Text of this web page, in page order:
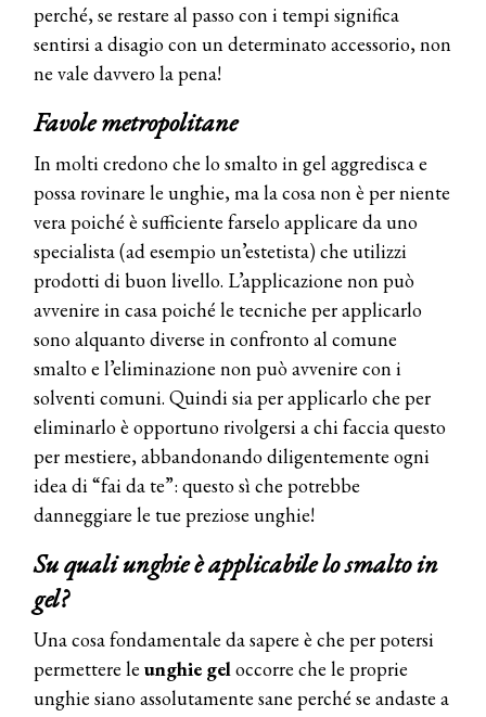
perché, se restare al passo con i tempi significa
sentirsi a disagio con un determinato accessorio, non
ne vale davvero la pena!
Favole metropolitane
In molti credono che lo smalto in gel aggredisca e
possa rovinare le unghie, ma la cosa non è per niente
vera poiché è sufficiente farselo applicare da uno
specialista (ad esempio un’estetista) che utilizzi
prodotti di buon livello. L’applicazione non può
avvenire in casa poiché le tecniche per applicarlo
sono alquanto diverse in confronto al comune
smalto e l’eliminazione non può avvenire con i
solventi comuni. Quindi sia per applicarlo che per
eliminarlo è opportuno rivolgersi a chi faccia questo
per mestiere, abbandonando diligentemente ogni
idea di “fai da te”: questo sì che potrebbe
danneggiare le tue preziose unghie!
Su quali unghie è applicabile lo smalto in
gel?
Una cosa fondamentale da sapere è che per potersi
permettere le unghie geloccorre che le proprie
unghie siano assolutamente sane perché se andaste a